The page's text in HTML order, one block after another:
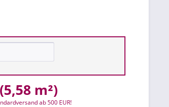
(5,58 m²)
ab 500 EUR!